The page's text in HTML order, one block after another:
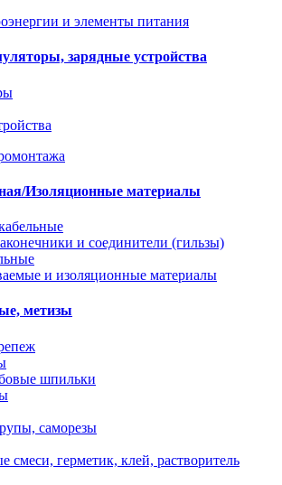
и элементы питания
зарядные устройства
Изоляционные материалы
и соединители (гильзы)
и изоляционные материалы
метизы
шпильки
саморезы
смеси, герметик, клей, растворитель